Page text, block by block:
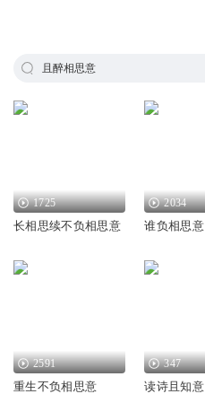
且醉相思意
1725
长相思续不负相思意
2034
谁负相思意
2591
重生不负相思意
347
读诗且知意